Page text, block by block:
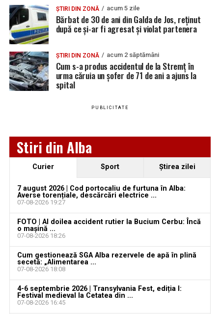
Urmărește Ziarul Unirea pe Social Media
YouTube Instagram WhatsApp TikTok
Jaf de peste 300.000 de euro, la Teiuș. Familia
păgubită susține că ancheta bate pasul pe loc, la
aproape o lună de la spargere
Locuri de muncă în Sântimbru, disponibile la 4
august 2026. AJOFM Alba a publicat lista posturilor
vacante
Locuri de muncă în Galda de Jos, disponibile la 4
august 2026. AJOFM Alba a publicat lista posturilor
vacante
Locuri de muncă în Teiuș, disponibile la 4 august
2026. AJOFM Alba a publicat lista posturilor
vacante
Bărbat de 30 de ani din Galda de Jos, reținut după
ȘTIRI DIN ZONĂ acum 5 zile
Bărbat de 30 de ani din Galda de Jos, reținut
după ce și-ar fi agresat și violat partenera
ȘTIRI DIN ZONĂ acum 2 săptămâni
Cum s-a produs accidentul de la Stremț în
urma căruia un șofer de 71 de ani a ajuns la
spital
PUBLICITATE
Stiri din Alba
Curier Sport Ştirea zilei
7 august 2026 | Cod portocaliu de furtuna în Alba:
Averse torențiale, descărcări electrice ...
07-08-2026 19:27
FOTO | Al doilea accident rutier la Bucium Cerbu: Încă
o mașină ...
07-08-2026 18:26
Cum gestionează SGA Alba rezervele de apă în plină
secetă: „Alimentarea ...
07-08-2026 18:08
4-6 septembrie 2026 | Transylvania Fest, ediția I:
Festival medieval la Cetatea din ...
07-08-2026 16:45